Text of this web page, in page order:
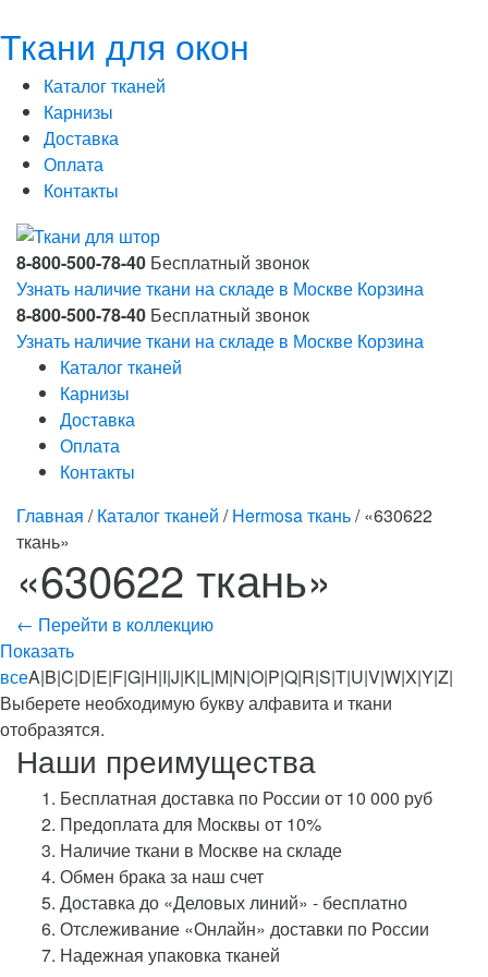
Ткани для окон
Каталог тканей
Карнизы
Доставка
Оплата
Контакты
8-800-500-78-40 Бесплатный звонок
Узнать наличие ткани на складе в Москве Корзина
8-800-500-78-40 Бесплатный звонок
Узнать наличие ткани на складе в Москве Корзина
Каталог тканей
Карнизы
Доставка
Оплата
Контакты
Главная /Каталог тканей /Hermosa ткань/ «630622
ткань»
«630622 ткань»
← Перейти в коллекцию
Показать
всеA|B|C|D|E|F|G|H|I|J|K|L|M|N|O|P|Q|R|S|T|U|V|W|X|Y|Z|
Выберете необходимую букву алфавита и ткани
отобразятся.
Наши преимущества
Бесплатная доставка по России от 10 000 руб
Предоплата для Москвы от 10%
Наличие ткани в Москве на складе
Обмен брака за наш счет
Доставка до «Деловых линий» - бесплатно
Отслеживание «Онлайн» доставки по России
Надежная упаковка тканей